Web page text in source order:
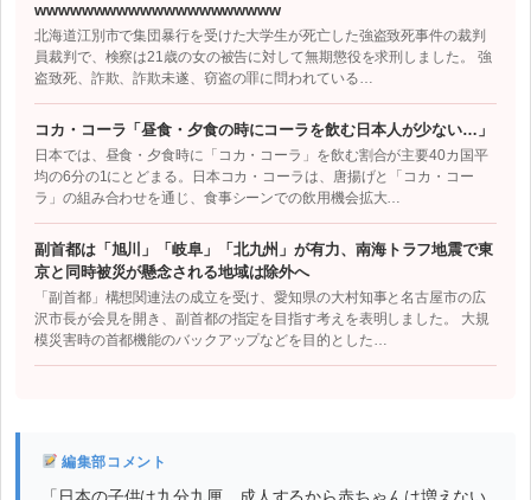
wwwwwwwwwwwwwwwwwwwww
北海道江別市で集団暴行を受けた大学生が死亡した強盗致死事件の裁判
員裁判で、検察は21歳の女の被告に対して無期懲役を求刑しました。 強
盗致死、詐欺、詐欺未遂、窃盗の罪に問われている…
コカ・コーラ「昼食・夕食の時にコーラを飲む日本人が少ない…」
日本では、昼食・夕食時に「コカ・コーラ」を飲む割合が主要40カ国平
均の6分の1にとどまる。日本コカ・コーラは、唐揚げと「コカ・コー
ラ」の組み合わせを通じ、食事シーンでの飲用機会拡大…
副首都は「旭川」「岐阜」「北九州」が有力、南海トラフ地震で東
京と同時被災が懸念される地域は除外へ
「副首都」構想関連法の成立を受け、愛知県の大村知事と名古屋市の広
沢市長が会見を開き、副首都の指定を目指す考えを表明しました。 大規
模災害時の首都機能のバックアップなどを目的とした…
編集部コメント